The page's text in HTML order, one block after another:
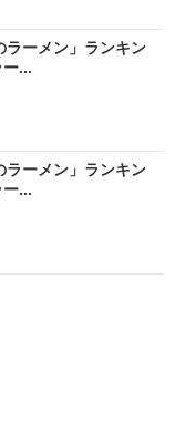
ラーメン」ランキン
...
ラーメン」ランキン
...